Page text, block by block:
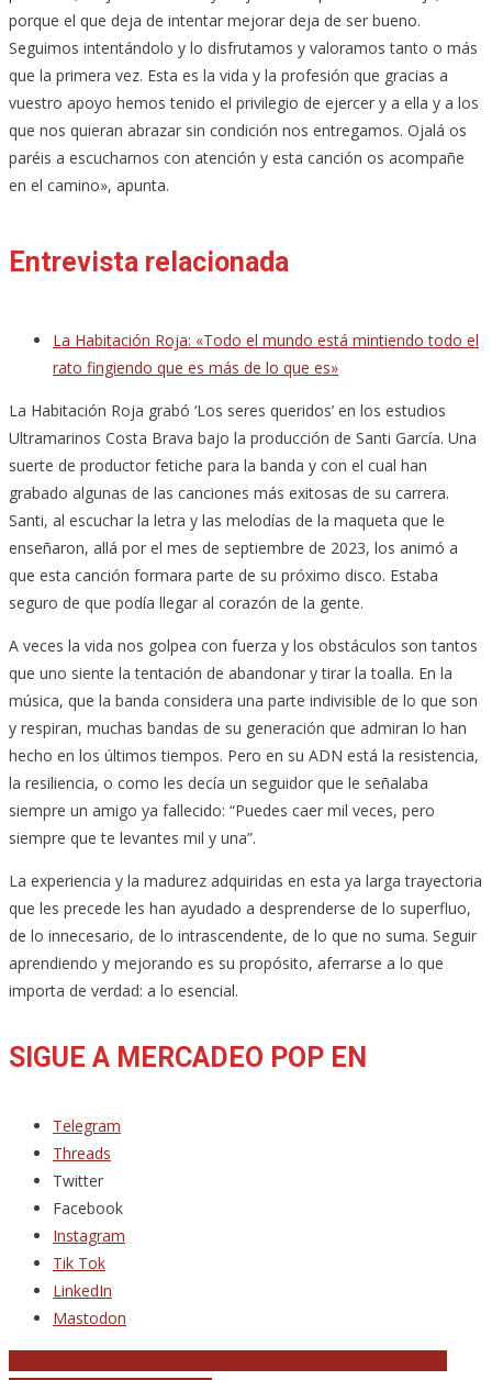
porque el que deja de intentar mejorar deja de ser bueno.
Seguimos intentándolo y lo disfrutamos y valoramos tanto o más
que la primera vez. Esta es la vida y la profesión que gracias a
vuestro apoyo hemos tenido el privilegio de ejercer y a ella y a los
que nos quieran abrazar sin condición nos entregamos. Ojalá os
paréis a escucharnos con atención y esta canción os acompañe
en el camino», apunta.
Entrevista relacionada
La Habitación Roja: «Todo el mundo está mintiendo todo el
rato fingiendo que es más de lo que es»
La Habitación Roja grabó ‘Los seres queridos’ en los estudios
Ultramarinos Costa Brava bajo la producción de Santi García. Una
suerte de productor fetiche para la banda y con el cual han
grabado algunas de las canciones más exitosas de su carrera.
Santi, al escuchar la letra y las melodías de la maqueta que le
enseñaron, allá por el mes de septiembre de 2023, los animó a
que esta canción formara parte de su próximo disco. Estaba
seguro de que podía llegar al corazón de la gente.
A veces la vida nos golpea con fuerza y los obstáculos son tantos
que uno siente la tentación de abandonar y tirar la toalla. En la
música, que la banda considera una parte indivisible de lo que son
y respiran, muchas bandas de su generación que admiran lo han
hecho en los últimos tiempos. Pero en su ADN está la resistencia,
la resiliencia, o como les decía un seguidor que le señalaba
siempre un amigo ya fallecido: “Puedes caer mil veces, pero
siempre que te levantes mil y una”.
La experiencia y la madurez adquiridas en esta ya larga trayectoria
que les precede les han ayudado a desprenderse de lo superfluo,
de lo innecesario, de lo intrascendente, de lo que no suma. Seguir
aprendiendo y mejorando es su propósito, aferrarse a lo que
importa de verdad: a lo esencial.
SIGUE A MERCADEO POP EN
Telegram
Threads
Twitter
Facebook
Instagram
Tik Tok
LinkedIn
Mastodon
Navegación